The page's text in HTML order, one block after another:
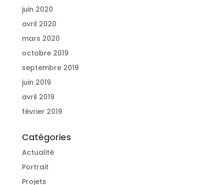
juin 2020
avril 2020
mars 2020
octobre 2019
septembre 2019
juin 2019
avril 2019
février 2019
Catégories
Actualité
Portrait
Projets